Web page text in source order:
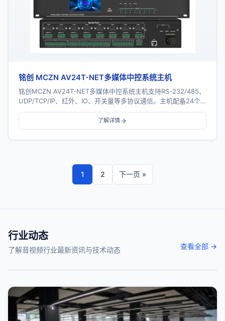
铭创 MCZN AV24T-NET多媒体中控系统主机
铭创MCZN AV24T-NET多媒体中控系统主机支持RS-232/485、
UDP/TCP/IP、红外、IO、开关量等多协议通信。主机配备24个
串口、16个红外...
了解详情
1 2 下一页 »
行业动态
了解音视频行业最新资讯与技术动态 查看全部 →